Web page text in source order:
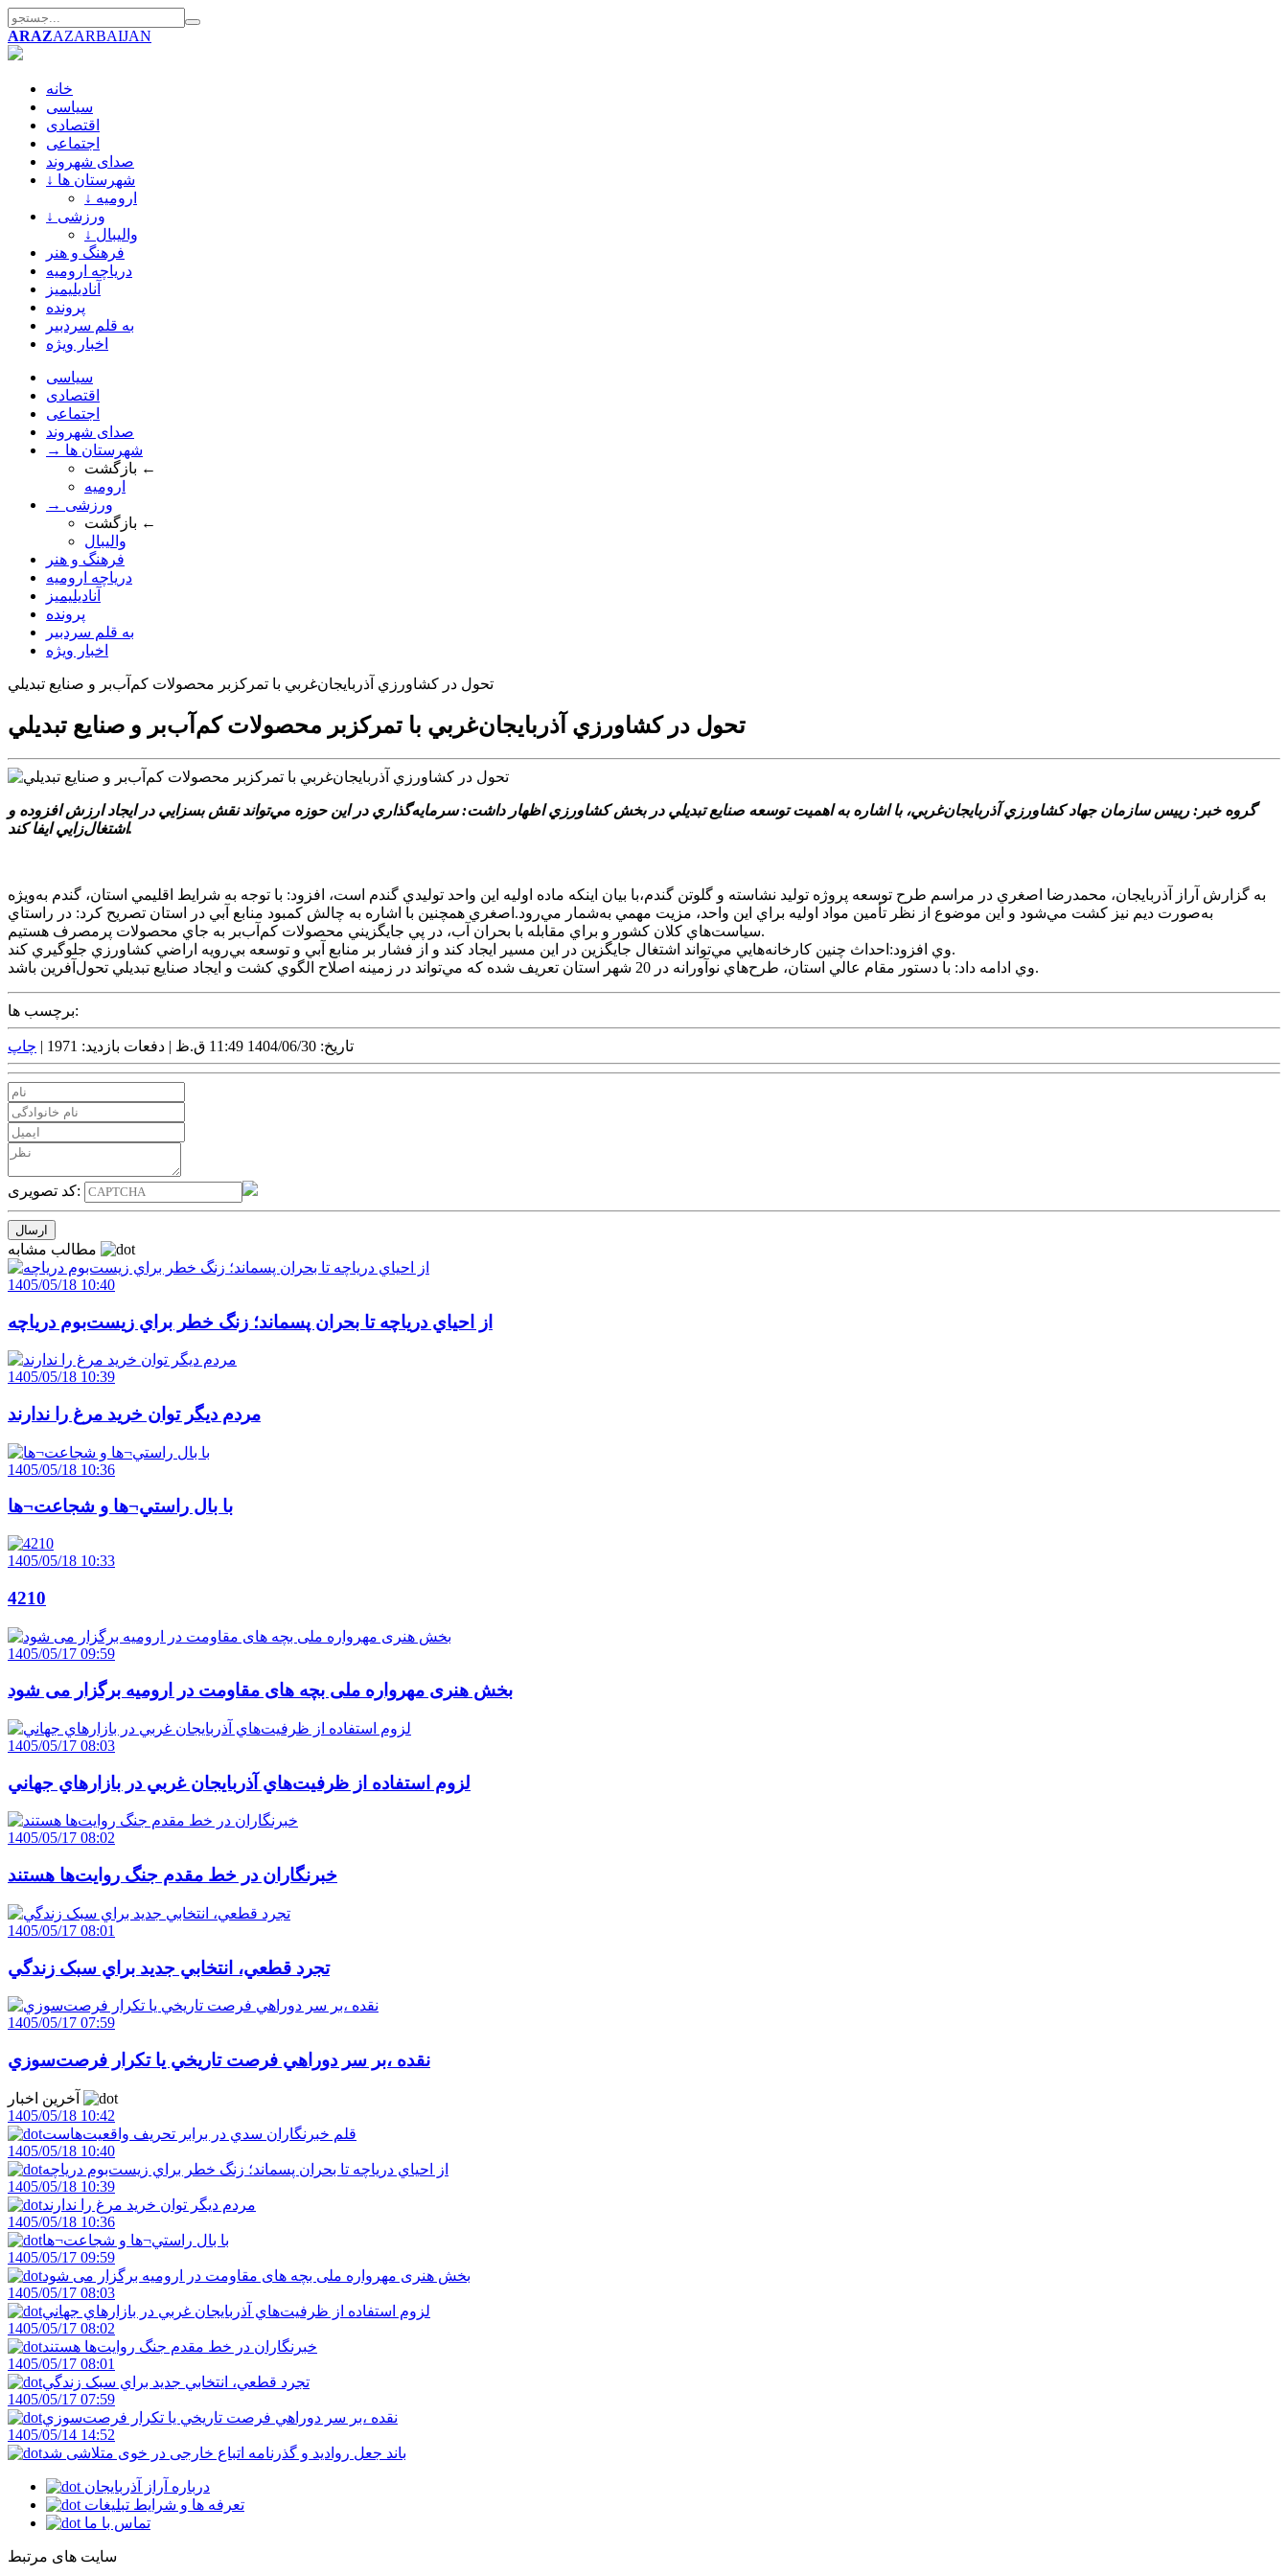
ARAZAZARBAIJAN
خانه
سیاسی
اقتصادی
اجتماعی
صدای شهروند
↓ شهرستان ها
↓ ارومیه
↓ ورزشی
↓ والیبال
فرهنگ و هنر
دریاچه ارومیه
آنادیلیمیز
پرونده
به قلم سردبیر
اخبار ویژه
سیاسی
اقتصادی
اجتماعی
صدای شهروند
→ شهرستان ها
بازگشت ←
ارومیه
→ ورزشی
بازگشت ←
والیبال
فرهنگ و هنر
دریاچه ارومیه
آنادیلیمیز
پرونده
به قلم سردبیر
اخبار ویژه
تحول در کشاورزي آذربايجان‌غربي با تمرکزبر محصولات کم‌آب‌بر و صنايع تبديلي
تحول در کشاورزي آذربايجان‌غربي با تمرکزبر محصولات کم‌آب‌بر و صنايع تبديلي
گروه خبر: رييس سازمان جهاد کشاورزي آذربايجان‌غربي، با اشاره به اهميت توسعه صنايع تبديلي در بخش کشاورزي اظهار داشت: سرمايه‌گذاري در اين حوزه مي‌تواند نقش بسزايي در ايجاد ارزش افزوده و
اشتغال‌زايي ايفا کند.
به گزارش آراز آذربايجان، محمدرضا اصغري در مراسم طرح توسعه پروژه توليد نشاسته و گلوتن گندم،با بيان اينکه ماده اوليه اين واحد توليدي گندم است، افزود: با توجه به شرايط اقليمي استان، گندم به‌ويژه
به‌صورت ديم نيز کشت مي‌شود و اين موضوع از نظر تأمين مواد اوليه براي اين واحد، مزيت مهمي به‌شمار مي‌رود.اصغري همچنين با اشاره به چالش کمبود منابع آبي در استان تصريح کرد: در راستاي
سياست‌هاي کلان کشور و براي مقابله با بحران آب، در پي جايگزيني محصولات کم‌آب‌بر به جاي محصولات پرمصرف هستيم.
وي افزود:احداث چنين کارخانه‌هايي مي‌تواند اشتغال جايگزين در اين مسير ايجاد کند و از فشار بر منابع آبي و توسعه بي‌رويه اراضي کشاورزي جلوگيري کند.
وي ادامه داد: با دستور مقام عالي استان، طرح‌هاي نوآورانه در 20 شهر استان تعريف شده که مي‌تواند در زمينه اصلاح الگوي کشت و ايجاد صنايع تبديلي تحول‌آفرين باشد.
برچسب ها:
تاریخ: 1404/06/30 11:49 ق.ظ | دفعات بازدید: 1971 | چاپ
کد تصویری:
1405/05/18 10:40
از احياي درياچه تا بحران پسماند؛ زنگ خطر براي زيست‌بوم درياچه
1405/05/18 10:39
مردم ديگر توان خريد مرغ را ندارند
1405/05/18 10:36
با بال راستي¬ها و شجاعت¬ها
1405/05/18 10:33
4210
1405/05/17 09:59
بخش هنری مهرواره ملی بچه های مقاومت در ارومیه برگزار می شود
1405/05/17 08:03
لزوم استفاده از ظرفيت‌هاي آذربايجان غربي در بازارهاي جهاني
1405/05/17 08:02
خبرنگاران در خط مقدم جنگ روايت‌ها هستند
1405/05/17 08:01
تجرد قطعي، انتخابي جديد براي سبک زندگي
1405/05/17 07:59
نقده ،بر سر دوراهي فرصت تاريخي يا تکرار فرصت‌سوزي
1405/05/18 10:42
قلم خبرنگاران سدي در برابر تحريف واقعيت‌هاست
1405/05/18 10:40
از احياي درياچه تا بحران پسماند؛ زنگ خطر براي زيست‌بوم درياچه
1405/05/18 10:39
مردم ديگر توان خريد مرغ را ندارند
1405/05/18 10:36
با بال راستي¬ها و شجاعت¬ها
1405/05/17 09:59
بخش هنری مهرواره ملی بچه های مقاومت در ارومیه برگزار می شود
1405/05/17 08:03
لزوم استفاده از ظرفيت‌هاي آذربايجان غربي در بازارهاي جهاني
1405/05/17 08:02
خبرنگاران در خط مقدم جنگ روايت‌ها هستند
1405/05/17 08:01
تجرد قطعي، انتخابي جديد براي سبک زندگي
1405/05/17 07:59
نقده ،بر سر دوراهي فرصت تاريخي يا تکرار فرصت‌سوزي
1405/05/14 14:52
باند جعل روادید و گذرنامه اتباع خارجی در خوی متلاشی شد
درباره آراز آذربایجان
تعرفه ها و شرایط تبلیغات
تماس با ما
سایت های مرتبط